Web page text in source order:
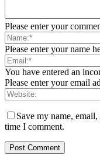
Please enter your
Please enter your name
You have entered an
Please enter your email
Save my name,
time I comment.